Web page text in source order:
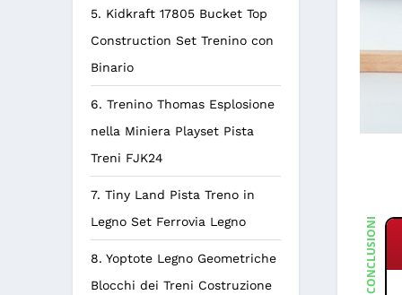
5. Kidkraft 17805 Bucket Top
Construction Set Trenino con
Binario
6. Trenino Thomas Esplosione
nella Miniera Playset Pista
Treni FJK24
7. Tiny Land Pista Treno in
Legno Set Ferrovia Legno
8. Yoptote Legno Geometriche
Blocchi dei Treni Costruzione
CONCLUSIONE